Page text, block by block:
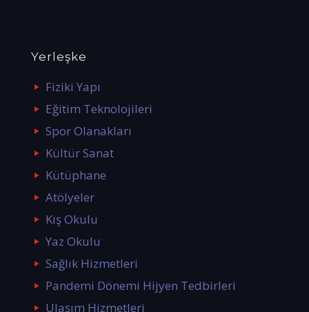
Yerleşke
Fiziki Yapı
Eğitim Teknolojileri
Spor Olanakları
Kültür Sanat
Kütüphane
Atölyeler
Kış Okulu
Yaz Okulu
Sağlık Hizmetleri
Pandemi Dönemi Hijyen Tedbirleri
Ulaşım Hizmetleri